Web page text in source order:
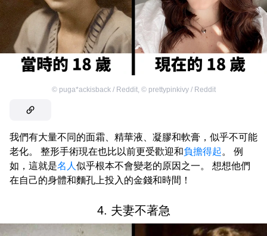
© puga*ackisback / Reddit, © prettypinkivy / Reddit
我們有大量不同的面霜、精華液、凝膠和軟膏，似乎不可能
老化。 整形手術現在也比以前更受歡迎和負擔得起。 例
如，這就是名人 似乎根本不會變老的原因之一。 想想他們
在自己的身體和麵孔上投入的金錢和時間！
4. 夫妻不著急